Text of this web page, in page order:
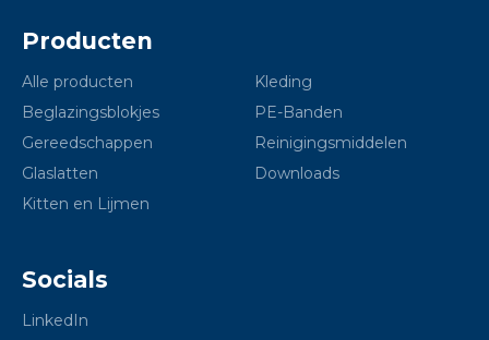
Producten
Alle producten
Beglazingsblokjes
Gereedschappen
Glaslatten
Kitten en Lijmen
Kleding
PE-Banden
Reinigingsmiddelen
Downloads
Socials
LinkedIn